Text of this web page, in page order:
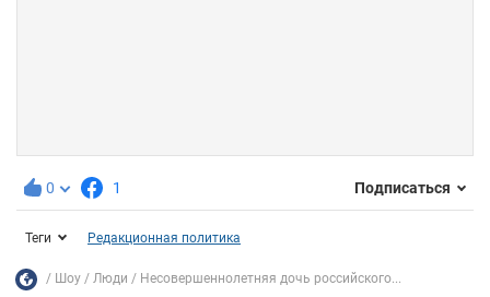
0 1 Подписаться
Теги Редакционная политика
Шоу Люди Несовершеннолетняя дочь российского...